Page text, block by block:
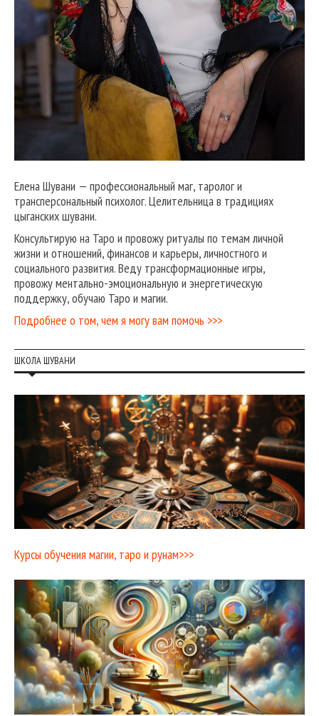
Елена Шувани — профессиональный маг, таролог и
трансперсональный психолог. Целительница в традициях
цыганских шувани.
Консультирую на Таро и провожу ритуалы по темам личной
жизни и отношений, финансов и карьеры, личностного и
социального развития. Веду трансформационные игры,
провожу ментально-эмоциональную и энергетическую
поддержку, обучаю Таро и магии.
Подробнее о том, чем я могу вам помочь >>>
ШКОЛА ШУВАНИ
Курсы обучения магии, таро и рунам>>>